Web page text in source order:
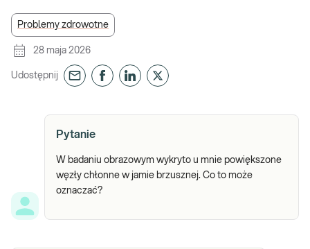
Problemy zdrowotne
28 maja 2026
Udostępnij
Pytanie
W badaniu obrazowym wykryto u mnie powiększone
węzły chłonne w jamie brzusznej. Co to może
oznaczać?